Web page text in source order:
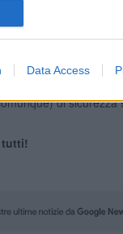
Data Access
Per vedere come fare
volta presa la mano
un modo diverso
della verdura al
di sicurezza
tutti!